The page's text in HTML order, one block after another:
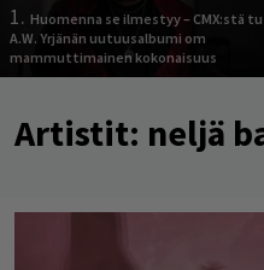
1. Huomenna se ilmestyy – CMX:stä
A.W. Yrjänän uutuusalbumi om
mammuttimainen kokonaisuus
Artistit: neljä